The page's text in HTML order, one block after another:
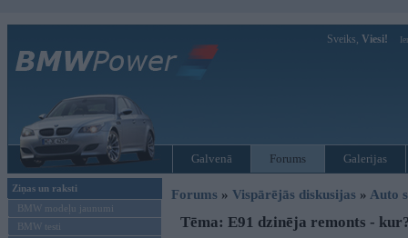
Sveiks, Viesi!
Galvenā Forums Galerijas
Ziņas un raksti
BMW modeļu jaunumi
BMW testi
Forums » Vispārējās diskusijas » Auto
Tēma: E91 dzinēja remonts -